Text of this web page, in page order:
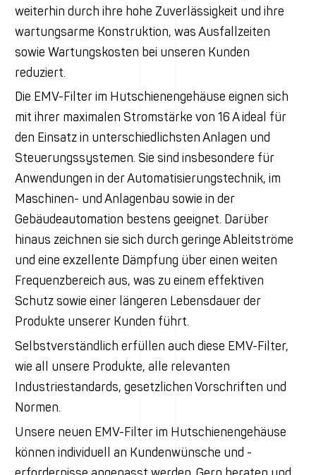
weiterhin durch ihre hohe Zuverlässigkeit und ihre
wartungsarme Konstruktion, was Ausfallzeiten
sowie Wartungskosten bei unseren Kunden
reduziert.
Die EMV-Filter im Hutschienengehäuse eignen sich
mit ihrer maximalen Stromstärke von 16 A ideal für
den Einsatz in unterschiedlichsten Anlagen und
Steuerungssystemen. Sie sind insbesondere für
Anwendungen in der Automatisierungstechnik, im
Maschinen- und Anlagenbau sowie in der
Gebäudeautomation bestens geeignet. Darüber
hinaus zeichnen sie sich durch geringe Ableitströme
und eine exzellente Dämpfung über einen weiten
Frequenzbereich aus, was zu einem effektiven
Schutz sowie einer längeren Lebensdauer der
Produkte unserer Kunden führt.
Selbstverständlich erfüllen auch diese EMV-Filter,
wie all unsere Produkte, alle relevanten
Industriestandards, gesetzlichen Vorschriften und
Normen.
Unsere neuen EMV-Filter im Hutschienengehäuse
können individuell an Kundenwünsche und -